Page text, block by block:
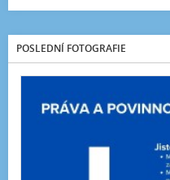
POSLEDNÍ FOTOGRAFIE